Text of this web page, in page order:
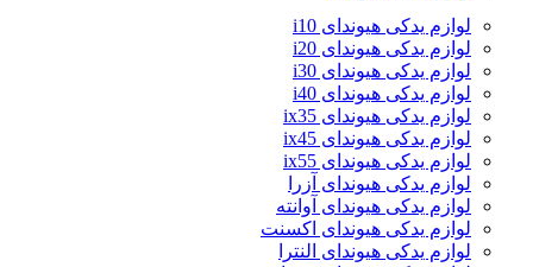
لوازم یدکی هیوندای i10
لوازم یدکی هیوندای i20
لوازم یدکی هیوندای i30
لوازم یدکی هیوندای i40
لوازم یدکی هیوندای ix35
لوازم یدکی هیوندای ix45
لوازم یدکی هیوندای ix55
لوازم یدکی هیوندای آزرا
لوازم یدکی هیوندای آوانته
لوازم یدکی هیوندای اکسنت
لوازم یدکی هیوندای النترا